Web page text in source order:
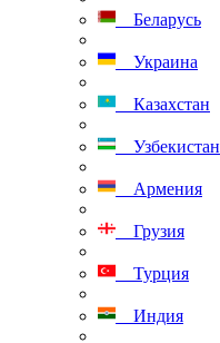
Беларусь
Украина
Казахстан
Узбекистан
Армения
Грузия
Турция
Индия